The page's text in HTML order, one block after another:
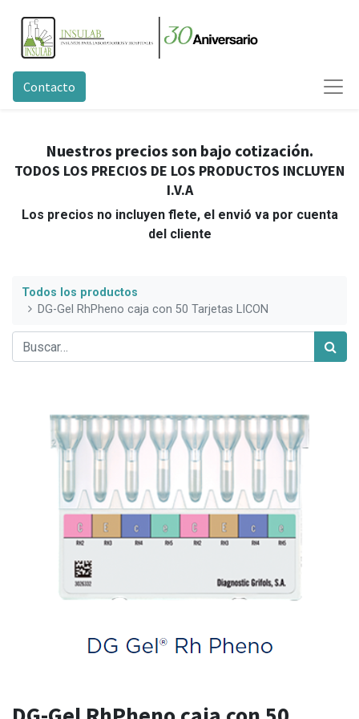
Contacto
Nuestros precios son bajo cotización.
TODOS LOS PRECIOS DE LOS PRODUCTOS INCLUYEN
I.V.A
Los precios no incluyen flete, el envió va por cuenta
del cliente
Todos los productos
DG-Gel RhPheno caja con 50 Tarjetas LICON